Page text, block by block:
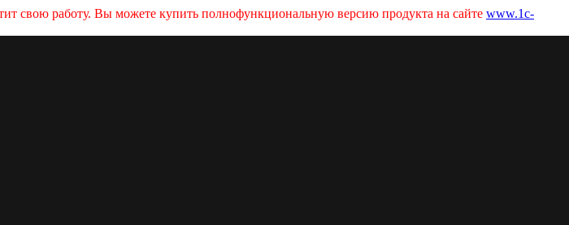
свою работу. Вы можете купить полнофункциональную версию продукта на сайте www.1c-